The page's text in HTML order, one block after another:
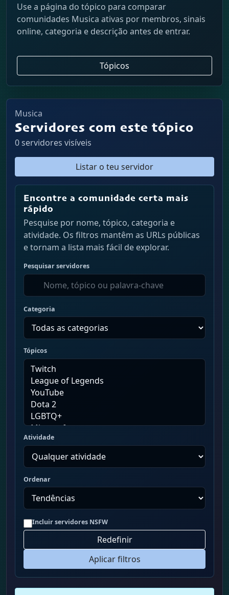
Use a página do tópico para comparar
comunidades Musica ativas por membros, sinais
online, categoria e descrição antes de entrar.
Tópicos
Musica
Servidores com este tópico
0 servidores visíveis
Listar o teu servidor
Encontre a comunidade certa mais
rápido
Pesquise por nome, tópico, categoria e
atividade. Os filtros mantêm as URLs públicas
e tornam a lista mais fácil de explorar.
Pesquisar servidores
Categoria
Tópicos
Atividade
Ordenar
Incluir servidores NSFW
Redefinir
Aplicar filtros